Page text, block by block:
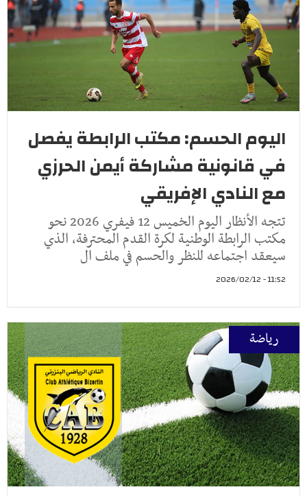
اليوم الحسم: مكتب الرابطة يفصل
في قانونية مشاركة أيمن الحرزي
مع النادي الإفريقي
تتجه الأنظار اليوم الخميس 12 فيفري 2026 نحو
مكتب الرابطة الوطنية لكرة القدم المحترفة، الذي
سيعقد اجتماعه للنظر والحسم في ملف ال
11:52 - 2026/02/12
رياضة